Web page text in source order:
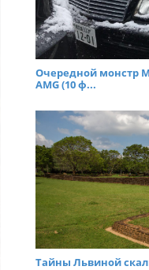
Очередной монстр
AMG (10 ф...
Тайны Львиной